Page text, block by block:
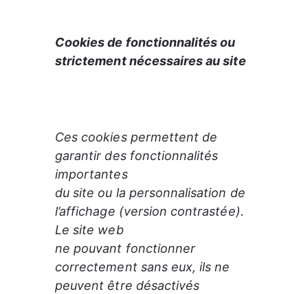
Cookies de fonctionnalités ou
strictement nécessaires au site
Ces cookies permettent de
garantir des fonctionnalités
importantes
du site ou la personnalisation de
l’affichage (version contrastée).
Le site web
ne pouvant fonctionner
correctement sans eux, ils ne
peuvent être désactivés